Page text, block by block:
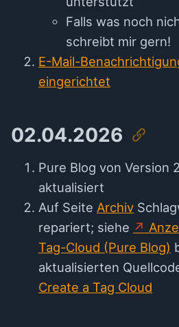
Falls was noch
schreibt mir gern!
E-Mail-
eingerichtet
02.04.2026
Pure Blog von Version
aktualisiert
Auf Seite Archiv
repariert; siehe
Tag-Cloud (Pure Blog)
aktualisierten
Create a Tag Cloud